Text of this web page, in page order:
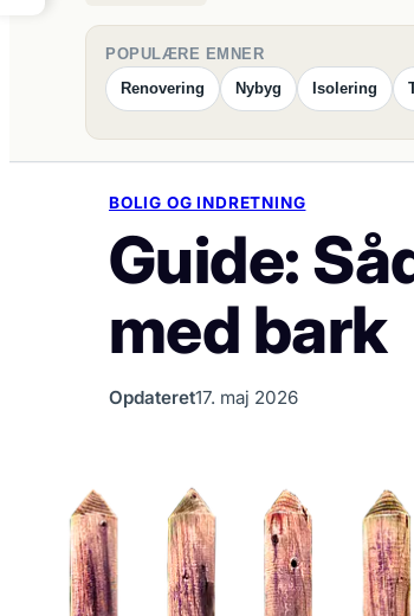
POPULÆRE EMNER
Renovering
Nybyg Isolering
BOLIG OG INDRETNING
Guide:
med bark
Opdateret17. maj 2026